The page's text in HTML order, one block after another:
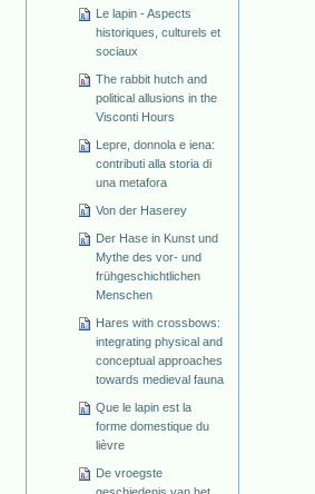
Le lapin - Aspects
historiques, culturels et
sociaux
The rabbit hutch and
political allusions in the
Visconti Hours
Lepre, donnola e iena:
contributi alla storia di
una metafora
Von der Haserey
Der Hase in Kunst und
Mythe des vor- und
frühgeschichtlichen
Menschen
Hares with crossbows:
integrating physical and
conceptual approaches
towards medieval fauna
Que le lapin est la
forme domestique du
lièvre
De vroegste